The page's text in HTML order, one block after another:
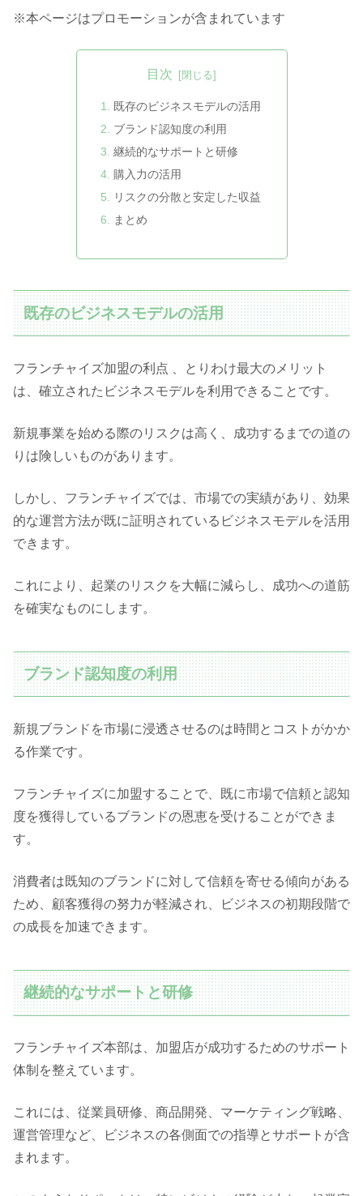
※本ページはプロモーションが含まれています
目次
既存のビジネスモデルの活用
ブランド認知度の利用
継続的なサポートと研修
購入力の活用
リスクの分散と安定した収益
まとめ
既存のビジネスモデルの活用
フランチャイズ加盟の利点 、とりわけ最大のメリット
は、確立されたビジネスモデルを利用できることです。
新規事業を始める際のリスクは高く、成功するまでの道の
りは険しいものがあります。
しかし、フランチャイズでは、市場での実績があり、効果
的な運営方法が既に証明されているビジネスモデルを活用
できます。
これにより、起業のリスクを大幅に減らし、成功への道筋
を確実なものにします。
ブランド認知度の利用
新規ブランドを市場に浸透させるのは時間とコストがかか
る作業です。
フランチャイズに加盟することで、既に市場で信頼と認知
度を獲得しているブランドの恩恵を受けることができま
す。
消費者は既知のブランドに対して信頼を寄せる傾向がある
ため、顧客獲得の努力が軽減され、ビジネスの初期段階で
の成長を加速できます。
継続的なサポートと研修
フランチャイズ本部は、加盟店が成功するためのサポート
体制を整えています。
これには、従業員研修、商品開発、マーケティング戦略、
運営管理など、ビジネスの各側面での指導とサポートが含
まれます。